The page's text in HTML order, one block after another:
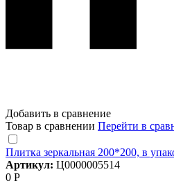
Добавить в сравнение
Товар в сравнении Перейти в
Плитка зеркальная 200*200, в
Артикул: Ц0000005514
0 Р